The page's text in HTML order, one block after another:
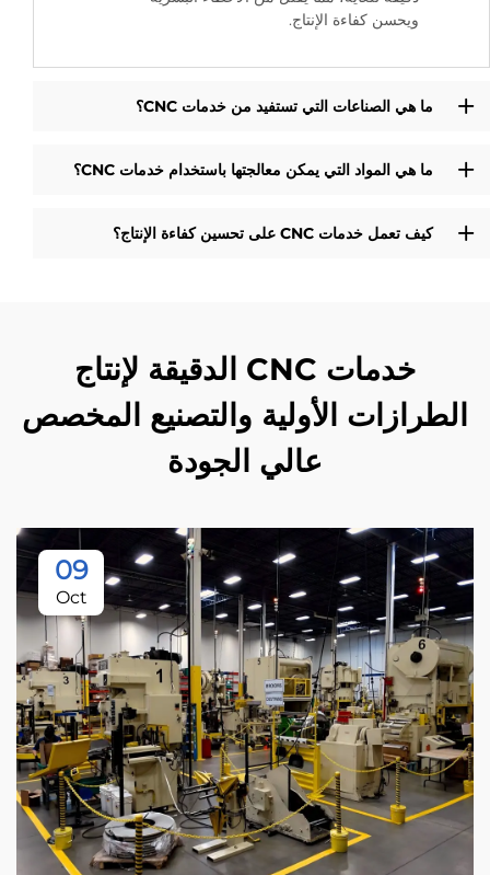
ويحسن كفاءة الإنتاج.
ما هي الصناعات التي تستفيد من خدمات CNC؟
ما هي المواد التي يمكن معالجتها باستخدام خدمات CNC؟
كيف تعمل خدمات CNC على تحسين كفاءة الإنتاج؟
خدمات CNC الدقيقة لإنتاج
الطرازات الأولية والتصنيع المخصص
عالي الجودة
09
Oct